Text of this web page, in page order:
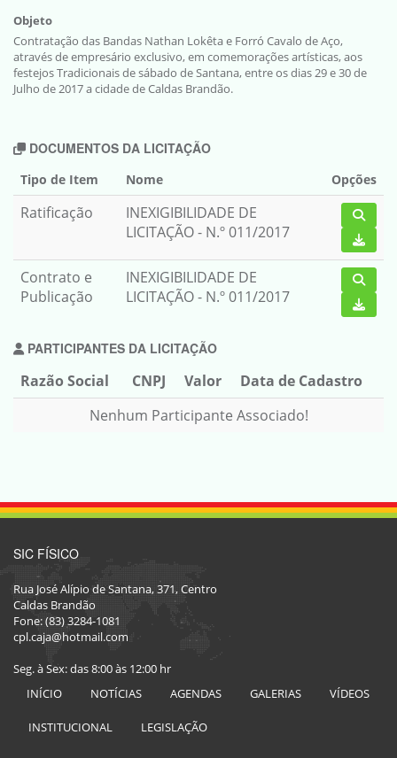
Objeto
Contratação das Bandas Nathan Lokêta e Forró Cavalo de Aço,
através de empresário exclusivo, em comemorações artísticas, aos
festejos Tradicionais de sábado de Santana, entre os dias 29 e 30 de
Julho de 2017 a cidade de Caldas Brandão.
DOCUMENTOS DA LICITAÇÃO
Tipo de Item Nome Opções
Ratificação
INEXIGIBILIDADE DE
LICITAÇÃO - N.º 011/2017
Contrato e
Publicação
INEXIGIBILIDADE DE
LICITAÇÃO - N.º 011/2017
PARTICIPANTES DA LICITAÇÃO
Razão Social CNPJ Valor
Data de Cadastro
Nenhum Participante Associado!
SIC FÍSICO
Rua José Alípio de Santana, 371, Centro
Caldas Brandão
Fone: (83) 3284-1081
cpl.caja@hotmail.com
Seg. à Sex: das 8:00 às 12:00 hr
INÍCIO
NOTÍCIAS AGENDAS GALERIAS VÍDEOS
INSTITUCIONAL LEGISLAÇÃO